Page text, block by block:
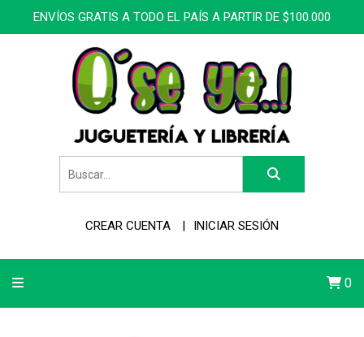
ENVÍOS GRATIS A TODO EL PAÍS A PARTIR DE $100.000
CREAR CUENTA INICIAR SESIÓN
0